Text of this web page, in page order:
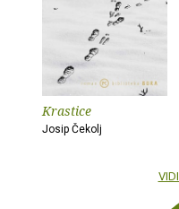
Krastice
Josip Čekolj